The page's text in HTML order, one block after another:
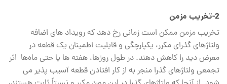
2-تخریب مزمن
تخریب مزمن ممکن است زمانی رخ دهد که رویداد های اضافه
ولتاژهای گذرای مکرر، یکپارچگی و قابلیت اطمینان یک قطعه در
معرض دید را کاهش دهند. در طول روزها، هفته ‌ها یا حتی ماه‌ها اثر
تجمعی ولتاژهای گذرا منجر به از کار افتادن قطعه آسیب‌ پذیر می‌